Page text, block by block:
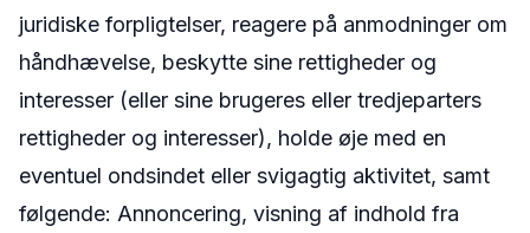
juridiske forpligtelser, reagere på anmodninger om
håndhævelse, beskytte sine rettigheder og
interesser (eller sine brugeres eller tredjeparters
rettigheder og interesser), holde øje med en
eventuel ondsindet eller svigagtig aktivitet, samt
følgende: Annoncering, visning af indhold fra